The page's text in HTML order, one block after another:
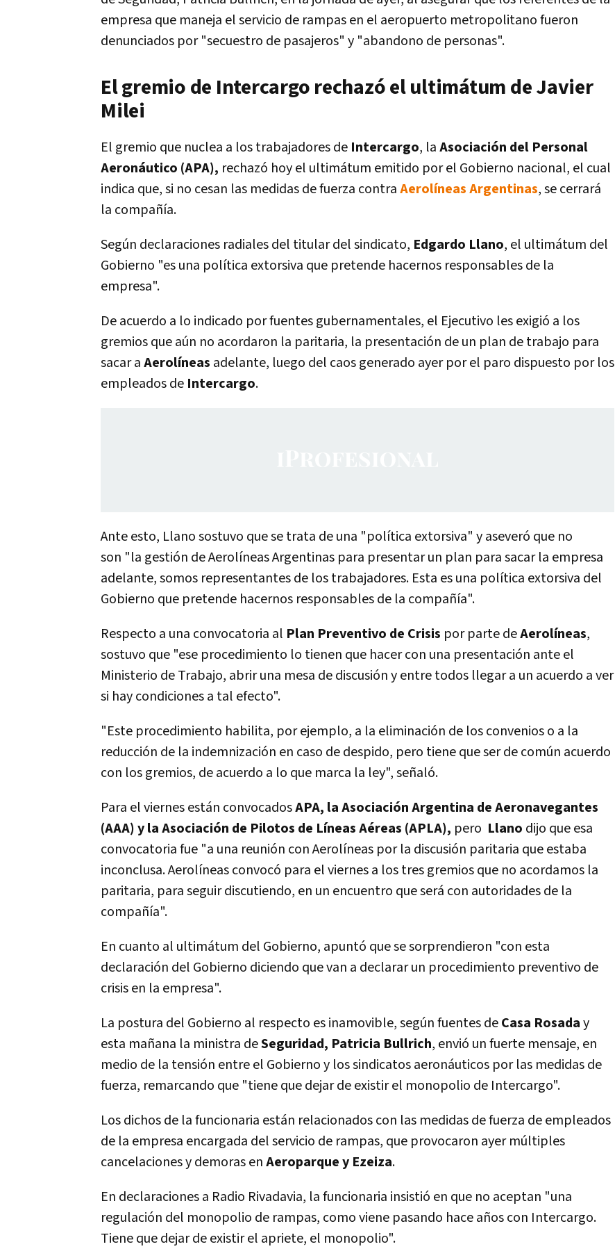
empresa que maneja el servicio de rampas en el aeropuerto metropolitano fueron
denunciados por "secuestro de pasajeros" y "abandono de personas".
El gremio de Intercargo rechazó el ultimátum de Javier
Milei
El gremio que nuclea a los trabajadores de Intercargo, laAsociación del Personal
Aeronáutico (APA), rechazó hoy el ultimátum emitido por el Gobierno nacional, el cual
indica que, si no cesan las medidas de fuerza contraAerolíneas Argentinas, se cerrará
la compañía.
Según declaraciones radiales del titular del sindicato, Edgardo Llano, el ultimátum del
Gobierno "es una política extorsiva que pretende hacernos responsables de la
empresa".
De acuerdo a lo indicado por fuentes gubernamentales, el Ejecutivo les exigió a los
gremios que aún no acordaron la paritaria, la presentación de un plan de trabajo para
sacar aAerolíneas adelante, luego del caos generado ayer por el paro dispuesto por los
empleados de Intercargo.
Ante esto, Llano sostuvo que se trata de una "política extorsiva" y aseveró que no
son "la gestión de Aerolíneas Argentinas para presentar un plan para sacar la empresa
adelante, somos representantes de los trabajadores. Esta es una política extorsiva del
Gobierno que pretende hacernos responsables de la compañía".
Respecto a una convocatoria al Plan Preventivo de Crisis por parte deAerolíneas,
sostuvo que "ese procedimiento lo tienen que hacer con una presentación ante el
Ministerio de Trabajo, abrir una mesa de discusión y entre todos llegar a un acuerdo a ver
si hay condiciones a tal efecto".
"Este procedimiento habilita, por ejemplo, a la eliminación de los convenios o a la
reducción de la indemnización en caso de despido, pero tiene que ser de común acuerdo
con los gremios, de acuerdo a lo que marca la ley",señaló.
Para el viernes están convocadosAPA, la Asociación Argentina de Aeronavegantes
(AAA) y la Asociación de Pilotos de Líneas Aéreas (APLA), pero Llano dijo que esa
convocatoria fue "a una reunión con Aerolíneas por la discusión paritaria que estaba
inconclusa. Aerolíneas convocó para el viernes a los tres gremios que no acordamos la
paritaria, para seguir discutiendo, en un encuentro que será con autoridades de la
compañía".
En cuanto al ultimátum del Gobierno, apuntó que se sorprendieron "con esta
declaración del Gobierno diciendo que van a declarar un procedimiento preventivo de
crisis en la empresa".
La postura del Gobierno al respecto es inamovible, según fuentes deCasa Rosaday
esta mañana la ministra deSeguridad, Patricia Bullrich, envió un fuerte mensaje, en
medio de la tensión entre el Gobierno y los sindicatos aeronáuticos por las medidas de
fuerza, remarcando que "tiene que dejar de existir el monopolio de Intercargo".
Los dichos de la funcionaria están relacionados con las medidas de fuerza de empleados
de la empresa encargada del servicio de rampas, que provocaron ayer múltiples
cancelaciones y demoras enAeroparque y Ezeiza.
En declaraciones a Radio Rivadavia, la funcionaria insistió en que no aceptan "una
regulación del monopolio de rampas, como viene pasando hace años con Intercargo.
Tiene que dejar de existir el apriete, el monopolio".